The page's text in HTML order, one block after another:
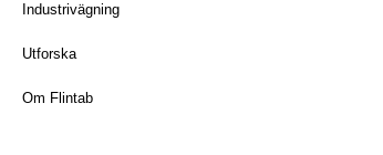
Industrivägning
Utforska
Om Flintab